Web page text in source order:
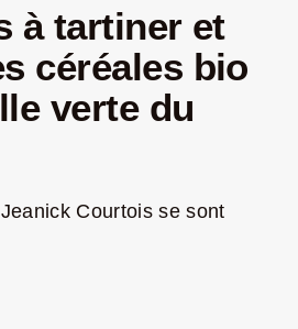
à tartiner et
céréales bio
verte du
Courtois se sont